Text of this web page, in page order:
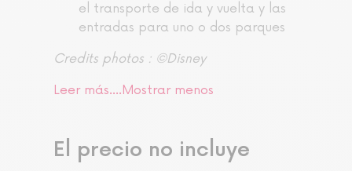
el transporte de ida y vuelta y las
entradas para uno o dos parques
Credits photos : ©Disney
Leer más....Mostrar menos
El precio no incluye